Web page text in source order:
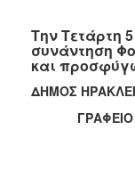
για
Οικονομική
Αδυναμία
&
Την Τετάρτη
συνάντηση
και
ΔΗΜΟΣ
ΓΡΑΦΕΙΟ